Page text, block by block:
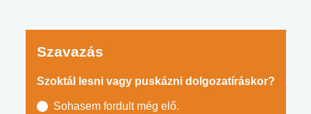
Szavazás
Szoktál lesni vagy puskázni dolgozatíráskor?
Sohasem fordult még elő.